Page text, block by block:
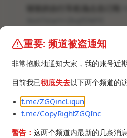
#梯子 #VPN #翻墙
©2024 ZGQ Inc.All rights reserved
重要: 频道被盗通知
非常抱歉地通知大家，我的账号近
目前我已彻底失去以下两个频道的
t.me/ZGQincLiqun
t.me/CopyRightZGQInc
警告： 这两个频道内最新的几条消